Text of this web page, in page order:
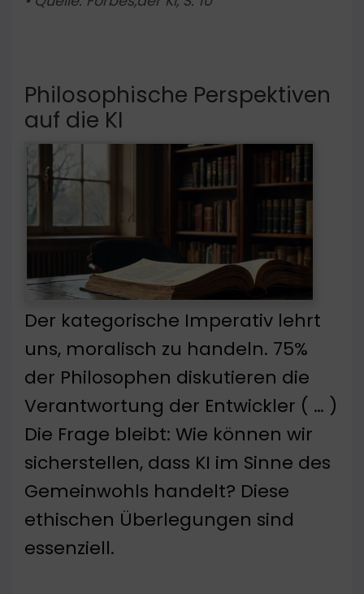
Philosophische Perspektiven
auf die KI
Der kategorische Imperativ lehrt
uns, moralisch zu handeln. 75%
der Philosophen diskutieren die
Verantwortung der Entwickler ( … )
Die Frage bleibt: Wie können wir
sicherstellen, dass KI im Sinne des
Gemeinwohls handelt? Diese
ethischen Überlegungen sind
essenziell.